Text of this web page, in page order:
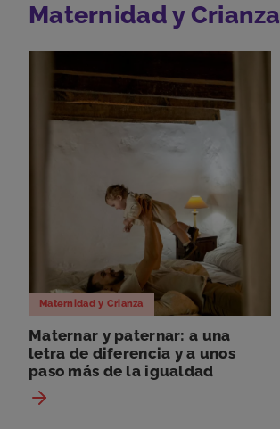
Maternidad y Crianza
Maternidad y Crianza
Maternar y paternar: a una
letra de diferencia y a unos
paso más de la igualdad